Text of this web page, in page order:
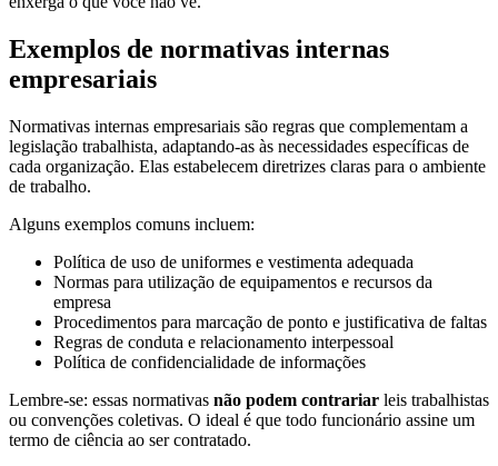
Exemplos de normativas internas
empresariais
Normativas internas empresariais são regras que complementam a
legislação trabalhista, adaptando-as às necessidades específicas de
cada organização. Elas estabelecem diretrizes claras para o ambiente
de trabalho.
Alguns exemplos comuns incluem:
Política de uso de uniformes e vestimenta adequada
Normas para utilização de equipamentos e recursos da
empresa
Procedimentos para marcação de ponto e justificativa de faltas
Regras de conduta e relacionamento interpessoal
Política de confidencialidade de informações
Lembre-se: essas normativas não podem contrariar leis trabalhistas
ou convenções coletivas. O ideal é que todo funcionário assine um
termo de ciência ao ser contratado.